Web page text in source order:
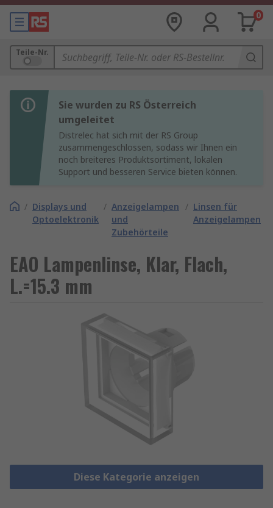
0
Teile-Nr.
Sie wurden zu RS Österreich
umgeleitet
Distrelec hat sich mit der RS Group
zusammengeschlossen, sodass wir Ihnen ein
noch breiteres Produktsortiment, lokalen
Support und besseren Service bieten können.
/ Displays und
Optoelektronik
/ Anzeigelampen
und
Zubehörteile
/ Linsen für
Anzeigelampen
EAO Lampenlinse, Klar, Flach,
L.=15.3 mm
Diese Kategorie anzeigen